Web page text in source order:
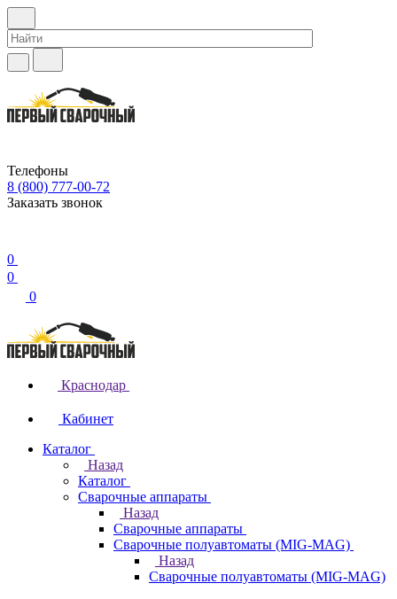
Телефоны
8 (800) 777-00-72
Заказать звонок
0
0
0
Краснодар
Кабинет
Каталог
Назад
Каталог
Сварочные аппараты
Назад
Сварочные аппараты
Сварочные полуавтоматы (MIG-MAG)
Назад
Сварочные полуавтоматы (MIG-MAG)